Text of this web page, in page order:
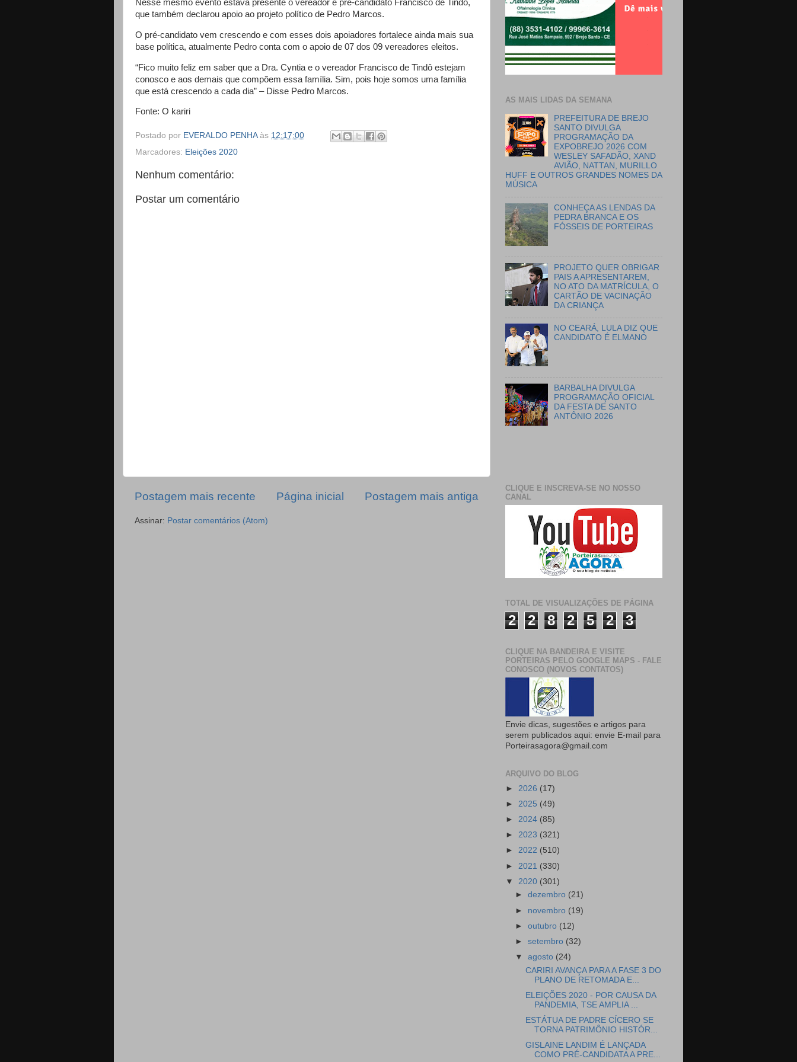
Nesse mesmo evento estava presente o vereador e pré-candidato Francisco de Tindô,
que também declarou apoio ao projeto político de Pedro Marcos.
O pré-candidato vem crescendo e com esses dois apoiadores fortalece ainda mais sua
base política, atualmente Pedro conta com o apoio de 07 dos 09 vereadores eleitos.
“Fico muito feliz em saber que a Dra. Cyntia e o vereador Francisco de Tindô estejam
conosco e aos demais que compõem essa família. Sim, pois hoje somos uma família
que está crescendo a cada dia” – Disse Pedro Marcos.
Fonte: O kariri
Postado por EVERALDO PENHA às 12:17:00
Marcadores: Eleições 2020
Nenhum comentário:
Postar um comentário
Postagem mais recente Postagem mais antiga
Página inicial
Assinar: Postar comentários (Atom)
AS MAIS LIDAS DA SEMANA
PREFEITURA DE BREJO
SANTO DIVULGA
PROGRAMAÇÃO DA
EXPOBREJO 2026 COM
WESLEY SAFADÃO, XAND
AVIÃO, NATTAN, MURILLO
HUFF E OUTROS GRANDES NOMES DA
MÚSICA
CONHEÇA AS LENDAS DA
PEDRA BRANCA E OS
FÓSSEIS DE PORTEIRAS
PROJETO QUER OBRIGAR
PAIS A APRESENTAREM,
NO ATO DA MATRÍCULA, O
CARTÃO DE VACINAÇÃO
DA CRIANÇA
NO CEARÁ, LULA DIZ QUE
CANDIDATO É ELMANO
BARBALHA DIVULGA
PROGRAMAÇÃO OFICIAL
DA FESTA DE SANTO
ANTÔNIO 2026
CLIQUE E INSCREVA-SE NO NOSSO
CANAL
TOTAL DE VISUALIZAÇÕES DE PÁGINA
2 2 8 2 5 2 3
CLIQUE NA BANDEIRA E VISITE
PORTEIRAS PELO GOOGLE MAPS - FALE
CONOSCO (NOVOS CONTATOS)
Envie dicas, sugestões e artigos para
serem publicados aqui: envie E-mail para
Porteirasagora@gmail.com
ARQUIVO DO BLOG
► 2026 (17)
► 2025 (49)
► 2024 (85)
► 2023 (321)
► 2022 (510)
► 2021 (330)
▼ 2020 (301)
►dezembro (21)
► novembro (19)
►outubro (12)
►setembro (32)
▼agosto (24)
CARIRI AVANÇA PARA A FASE 3 DO
PLANO DE RETOMADA E...
ELEIÇÕES 2020 - POR CAUSA DA
PANDEMIA, TSE AMPLIA ...
ESTÁTUA DE PADRE CÍCERO SE
TORNA PATRIMÔNIO HISTÓR...
GISLAINE LANDIM É LANÇADA
COMO PRÉ-CANDIDATA A PRE...